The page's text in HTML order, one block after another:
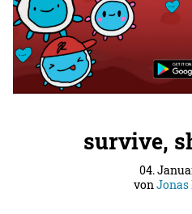
survive,
04.
von